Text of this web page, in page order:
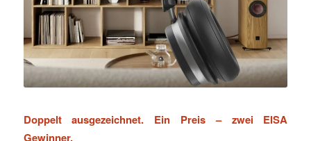
Doppelt ausgezeichnet. Ein Preis – zwei EISA
Gewinner.